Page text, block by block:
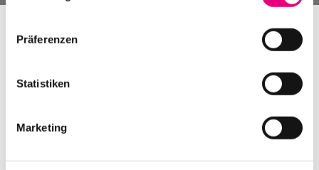
Präferenzen
Statistiken
Marketing